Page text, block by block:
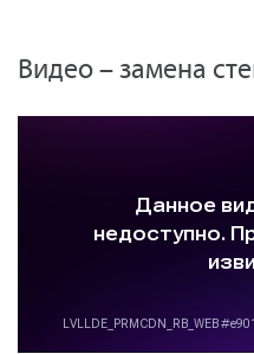
Видео – замена